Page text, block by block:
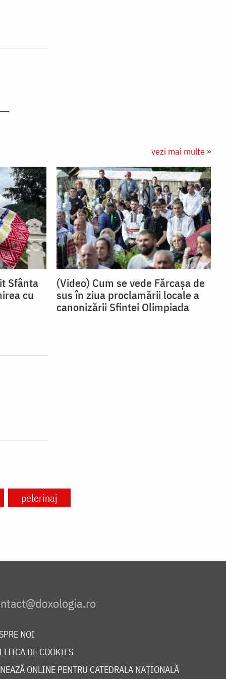
vezi mai multe »
Sfânta
cu
(Video) Cum se vede Fărcașa de
sus în ziua proclamării locale a
canonizării Sfintei Olimpiada
pelerinaj
NOI
DE COOKIES
ONLINE PENTRU CATEDRALA NAȚIONALĂ